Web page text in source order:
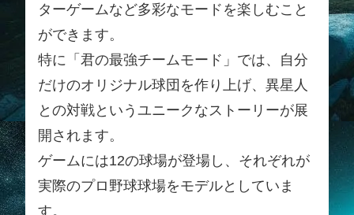
ターゲームなど多彩なモードを楽しむこと
ができます。
特に「君の最強チームモード」では、自分
だけのオリジナル球団を作り上げ、異星人
との対戦というユニークなストーリーが展
開されます。
ゲームには12の球場が登場し、それぞれが
実際のプロ野球球場をモデルとしていま
す。